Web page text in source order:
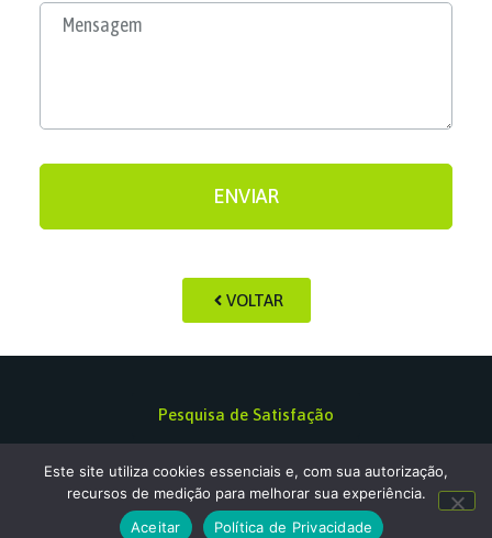
ENVIAR
VOLTAR
Pesquisa de Satisfação
Este site utiliza cookies essenciais e, com sua autorização,
recursos de medição para melhorar sua experiência.
Aceitar
Política de Privacidade